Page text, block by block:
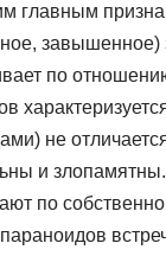
главным
завышенное)
по
не
и
по